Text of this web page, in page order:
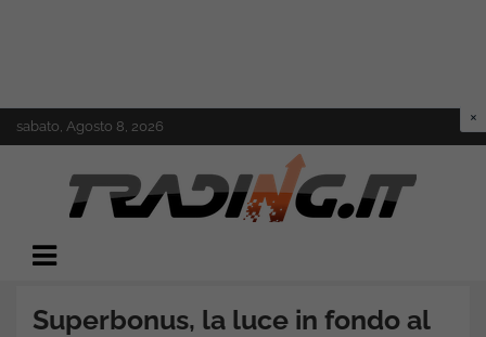
to
sabato, Agosto 8, 2026
Trading.it
Superbonus, la luce in fondo al